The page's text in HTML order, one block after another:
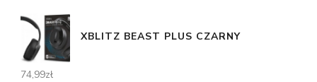
XBLITZ BEAST PLUS CZARNY
74,99zł